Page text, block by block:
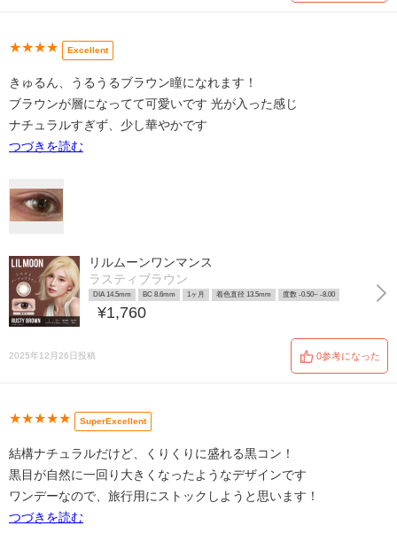
★★★★ Excellent
きゅるん、うるうるブラウン瞳になれます！
ブラウンが層になってて可愛いです 光が入った感じ
ナチュラルすぎず、少し華やかです
つづきを読む
リルムーンワンマンス
ラスティブラウン
DIA 14.5mm BC 8.6mm 1ヶ月 着色直径 13.5mm 度数 -0.50~ -8.00
¥1,760
2025年12月26日投稿 0参考になった
★★★★★ SuperExcellent
結構ナチュラルだけど、くりくりに盛れる黒コン！
黒目が自然に一回り大きくなったようなデザインです
ワンデーなので、旅行用にストックしようと思います！
つづきを読む